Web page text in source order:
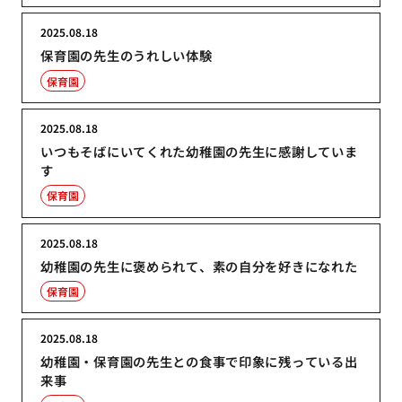
保育園の先生のうれしい体験
2025.08.18
保育園
いつもそばにいてくれた幼稚園の先生に感謝していま
す
2025.08.18
保育園
幼稚園の先生に褒められて、素の自分を好きになれた
2025.08.18
保育園
幼稚園・保育園の先生との食事で印象に残っている出
来事
2025.08.18